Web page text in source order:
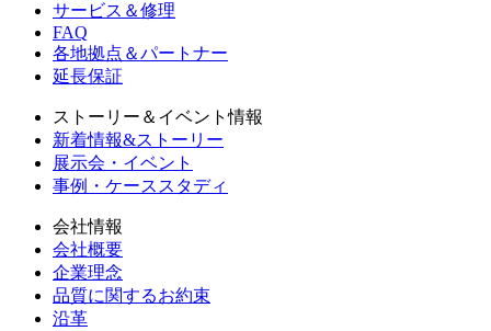
サービス＆修理
FAQ
各地拠点＆パートナー
延長保証
ストーリー＆イベント情報
新着情報&ストーリー
展示会・イベント
事例・ケーススタディ
会社情報
会社概要
企業理念
品質に関するお約束
沿革